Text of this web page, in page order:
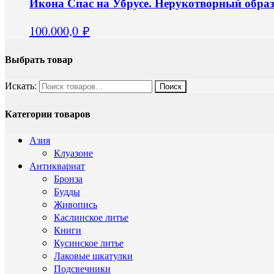
100.000,0 ₽
Выбрать товар
Искать:
Категории товаров
Азия
Клуазоне
Антиквариат
Бронза
Будды
Живопись
Каслинское литье
Книги
Кусинское литье
Лаковые шкатулки
Подсвечники